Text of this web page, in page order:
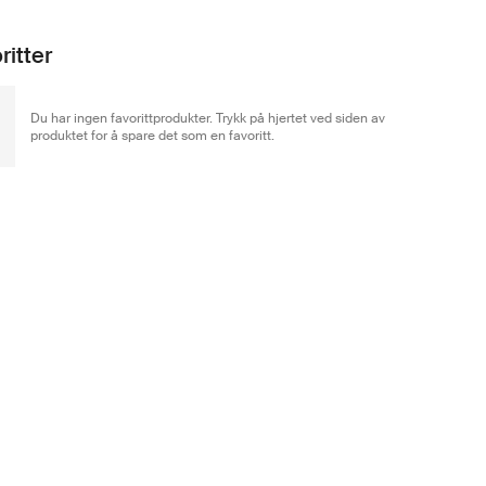
Du har ingen favorittprodukter. Trykk på hjertet ved siden av
produktet for å spare det som en favoritt.